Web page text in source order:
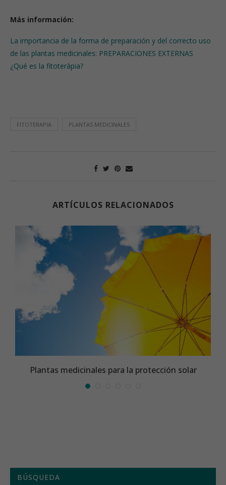
Más información:
La importancia de la forma de preparación y del correcto uso
de las plantas medicinales: PREPARACIONES EXTERNAS
¿Qué es la fitoteràpia?
FITOTERAPIA PLANTAS MEDICINALES
ARTÍCULOS RELACIONADOS
Plantas medicinales para la protección solar
BÚSQUEDA